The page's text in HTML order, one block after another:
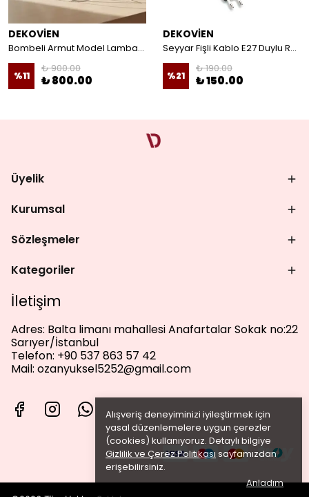
Alışveriş deneyiminizi iyileştirmek için
yasal düzenlemelere uygun çerezler
(cookies) kullanıyoruz. Detaylı bilgiye
Gizlilik ve Çerez Politikası sayfamızdan
erişebilirsiniz.
Anladım
DEKOVİEN
Bombeli Armut Model Lambader Teli Galvaniz
%11
₺ 900.00
₺ 800.00
DEKOVİEN
Seyyar Fişli Kablo E27 Duylu Rondelalı Anahtarlı Kablo Arapuarlı Abajur Kablo
%21
₺ 190.00
₺ 150.00
Üyelik
Kurumsal
Sözleşmeler
Kategoriler
İletişim
Adres: Balta limanı mahallesi Anafartalar Sokak no:22
Sarıyer/İstanbul
Telefon: +90 537 863 57 42
Mail: ozanyuksel5252@gmail.com